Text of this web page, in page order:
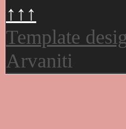
↑↑↑
Template
Arvaniti